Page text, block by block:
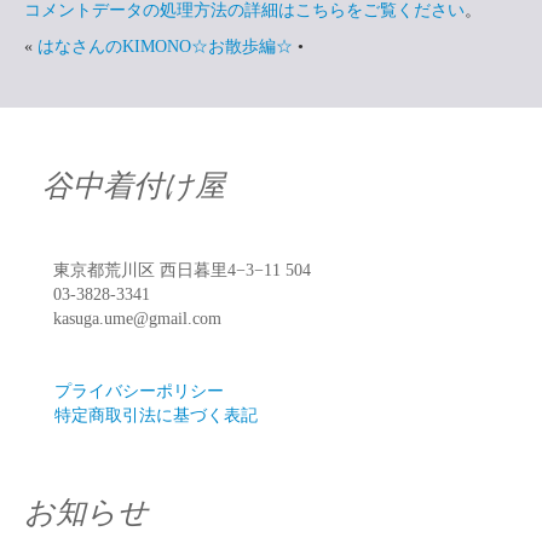
コメントデータの処理方法の詳細はこちらをご覧ください。
« はなさんのKIMONO☆お散歩編☆ •
谷中着付け屋
東京都荒川区 西日暮里4−3−11 504
03-3828-3341
kasuga.ume@gmail.com
プライバシーポリシー
特定商取引法に基づく表記
お知らせ